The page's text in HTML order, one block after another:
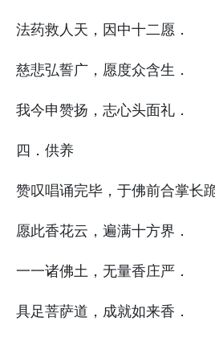
法药救人天，因中十二愿．
慈悲弘誓广，愿度众含生．
我今申赞扬，志心头面礼．
四．供养
赞叹唱诵完毕，于佛前合掌长
愿此香花云，遍满十方界．
一一诸佛土，无量香庄严．
具足菩萨道，成就如来香．